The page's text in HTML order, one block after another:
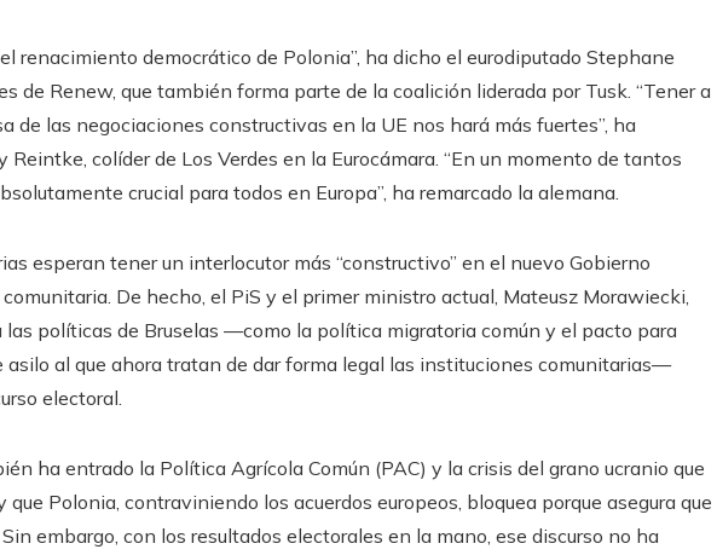
renacimiento democrático de Polonia”, ha dicho el eurodiputado Stephane
de Renew, que también forma parte de la coalición liderada por Tusk. “Tener a
de las negociaciones constructivas en la UE nos hará más fuertes”, ha
Reintke, colíder de Los Verdes en la Eurocámara. “En un momento de tantos
crucial para todos en Europa”, ha remarcado la alemana.
esperan tener un interlocutor más “constructivo” en el nuevo Gobierno
De hecho, el PiS y el primer ministro actual, Mateusz Morawiecki,
las políticas de Bruselas —como la política migratoria común y el pacto para
al que ahora tratan de dar forma legal las instituciones comunitarias—
electoral.
ha entrado la Política Agrícola Común (PAC) y la crisis del grano ucranio que
que Polonia, contraviniendo los acuerdos europeos, bloquea porque asegura que
embargo, con los resultados electorales en la mano, ese discurso no ha